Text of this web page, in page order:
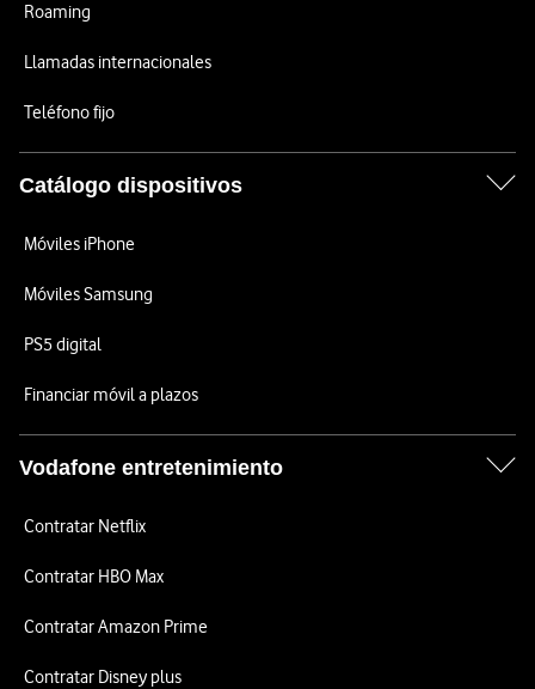
Roaming
Llamadas internacionales
Teléfono fijo
Catálogo dispositivos
Móviles iPhone
Móviles Samsung
PS5 digital
Financiar móvil a plazos
Vodafone entretenimiento
Contratar Netflix
Contratar HBO Max
Contratar Amazon Prime
Contratar Disney plus